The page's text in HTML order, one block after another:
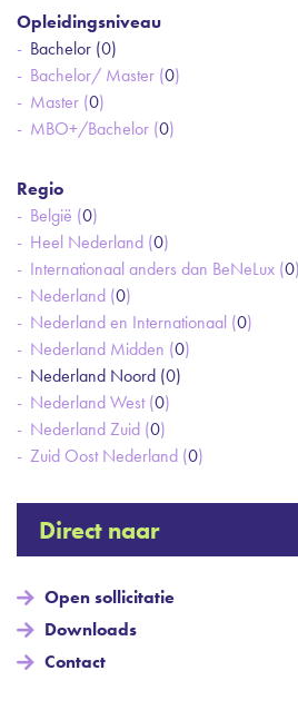
Opleidingsniveau
Bachelor (0)
Bachelor/ Master (0)
Master (0)
MBO+/Bachelor (0)
Regio
België (0)
Heel Nederland (0)
Internationaal anders dan BeNeLux (0)
Nederland (0)
Nederland en Internationaal (0)
Nederland Midden (0)
Nederland Noord (0)
Nederland West (0)
Nederland Zuid (0)
Zuid Oost Nederland (0)
Direct naar
Open sollicitatie
Downloads
Contact